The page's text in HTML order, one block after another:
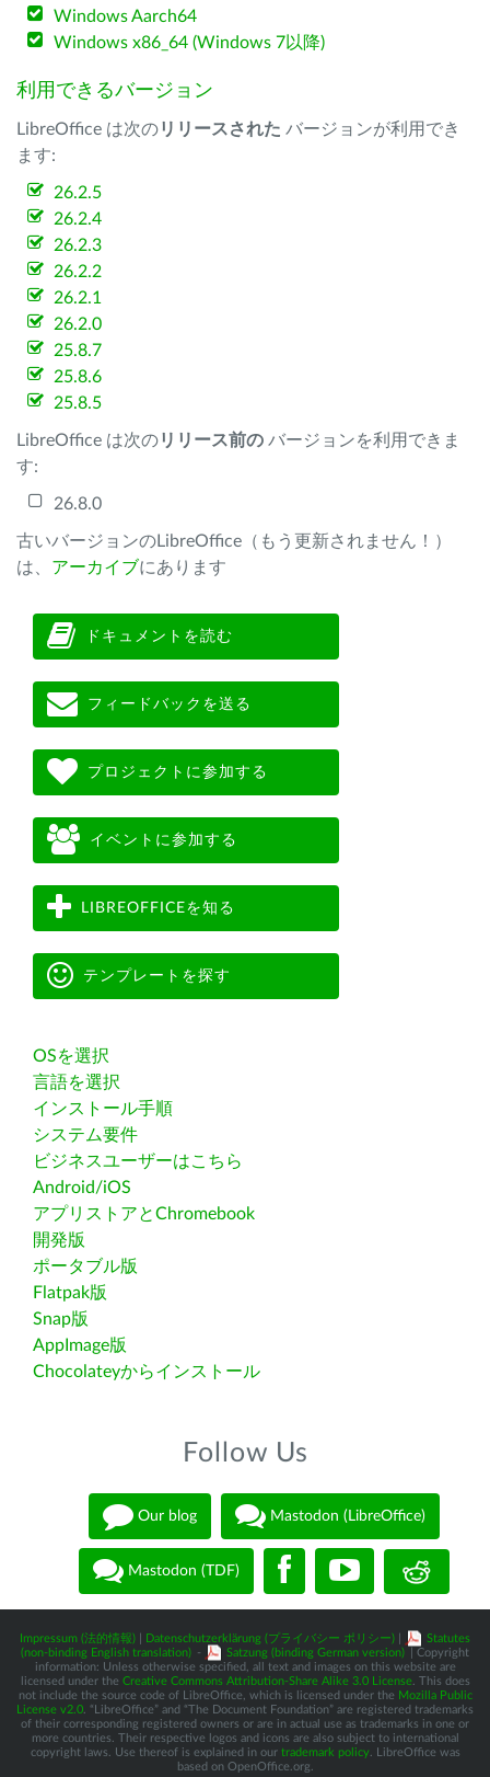
Windows Aarch64
Windows x86_64 (Windows 7以降)
利用できるバージョン
LibreOffice は次のリリースされた バージョンが利用でき
ます:
26.2.5
26.2.4
26.2.3
26.2.2
26.2.1
26.2.0
25.8.7
25.8.6
25.8.5
LibreOffice は次のリリース前の バージョンを利用できま
す:
26.8.0
古いバージョンのLibreOffice（もう更新されません！）
は、 アーカイブにあります
ドキュメントを読む
フィードバックを送る
プロジェクトに参加する
イベントに参加する
LIBREOFFICEを知る
テンプレートを探す
OSを選択
言語を選択
インストール手順
システム要件
ビジネスユーザーはこちら
Android/iOS
アプリストアとChromebook
開発版
ポータブル版
Flatpak版
Snap版
AppImage版
Chocolateyからインストール
Follow Us
Our blog Mastodon (LibreOffice)
Mastodon (TDF)
Impressum (法的情報) Datenschutzerklärung (プライバシー ポリシー)
Statutes
(non-binding English translation) - Satzung (binding German version)
| Copyright
information: Unless otherwise specified, all text and images on this website are
licensed under the Creative Commons Attribution-Share Alike 3.0 License. This does
not include the source code of LibreOffice, which is licensed under the Mozilla Public
License v2.0 . “LibreOffice” and “The Document Foundation” are registered trademarks
of their corresponding registered owners or are in actual use as trademarks in one or
more countries. Their respective logos and icons are also subject to international
copyright laws. Use thereof is explained in our trademark policy. LibreOffice was
based on OpenOffice.org.